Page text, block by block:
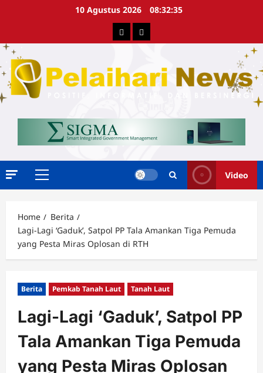
10 Agustus 2026 08:32:36
Berita Advertorial
Primary
Video
Home
Berita
Lagi-Lagi ‘Gaduk’, Satpol PP Tala Amankan Tiga Pemuda
yang Pesta Miras Oplosan di RTH
Berita Pemkab Tanah Laut Tanah Laut
Lagi-Lagi ‘Gaduk’, Satpol PP
Tala Amankan Tiga Pemuda
yang Pesta Miras Oplosan